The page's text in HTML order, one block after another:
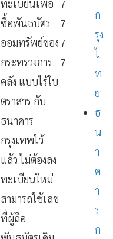
ทะเบียนเพื่อ
ซื้อพันธบัตร
ออมทรัพย์ของ
กระทรวงการ
คลัง แบบไร้ใบ
ตราสาร กับ
ธนาคาร
กรุงเทพไว้
แล้ว ไม่ต้องลง
ทะเบียนใหม่
สามารถใช้เลข
ที่ผู้ถือ
7
7
7
7
ก
รุง
ไ
ท
ย
ธ
น
า
ค
า
ร
ก